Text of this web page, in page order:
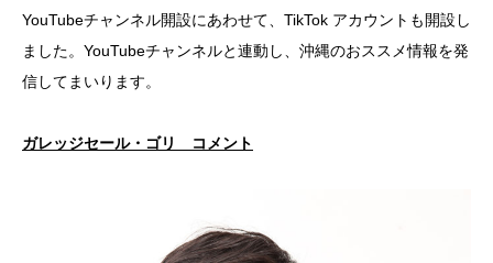
YouTubeチャンネル開設にあわせて、TikTok アカウントも開設し
ました。YouTubeチャンネルと連動し、沖縄のおススメ情報を発
信してまいります。
ガレッジセール・ゴリ コメント